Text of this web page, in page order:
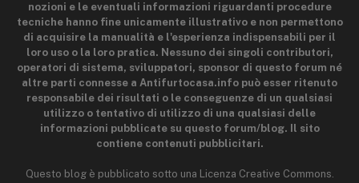
nozioni e le eventuali informazioni riguardanti procedure
tecniche hanno fine unicamente illustrativo e non permettono
di acquisire la manualità e l'esperienza indispensabili per il
loro uso o la loro pratica. Nessuno dei singoli contributori,
operatori di sistema, sviluppatori, sponsor di questo forum né
altre parti connesse a Antifurtocasa.info può esser ritenuto
responsabile dei risultati o le conseguenze di un qualsiasi
utilizzo o tentativo di utilizzo di una qualsiasi delle
informazioni pubblicate su questo forum/blog. Il sito
contiene contenuti pubblicitari.
Questo blog è pubblicato sotto una Licenza Creative Commons.